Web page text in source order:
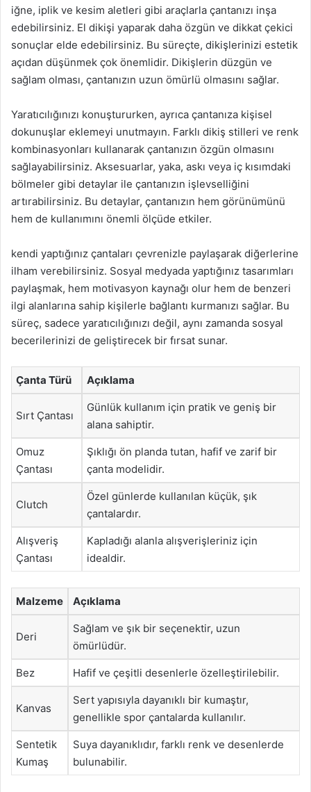
iğne, iplik ve kesim aletleri gibi araçlarla çantanızı inşa
edebilirsiniz. El dikişi yaparak daha özgün ve dikkat çekici
sonuçlar elde edebilirsiniz. Bu süreçte, dikişlerinizi estetik
açıdan düşünmek çok önemlidir. Dikişlerin düzgün ve
sağlam olması, çantanızın uzun ömürlü olmasını sağlar.
Yaratıcılığınızı konuştururken, ayrıca çantanıza kişisel
dokunuşlar eklemeyi unutmayın. Farklı dikiş stilleri ve renk
kombinasyonları kullanarak çantanızın özgün olmasını
sağlayabilirsiniz. Aksesuarlar, yaka, askı veya iç kısımdaki
bölmeler gibi detaylar ile çantanızın işlevselliğini
artırabilirsiniz. Bu detaylar, çantanızın hem görünümünü
hem de kullanımını önemli ölçüde etkiler.
kendi yaptığınız çantaları çevrenizle paylaşarak diğerlerine
ilham verebilirsiniz. Sosyal medyada yaptığınız tasarımları
paylaşmak, hem motivasyon kaynağı olur hem de benzeri
ilgi alanlarına sahip kişilerle bağlantı kurmanızı sağlar. Bu
süreç, sadece yaratıcılığınızı değil, aynı zamanda sosyal
becerilerinizi de geliştirecek bir fırsat sunar.
Çanta Türü Açıklama
Sırt Çantası
Günlük kullanım için pratik ve geniş bir
alana sahiptir.
Omuz
Çantası
Şıklığı ön planda tutan, hafif ve zarif bir
çanta modelidir.
Clutch
Özel günlerde kullanılan küçük, şık
çantalardır.
Alışveriş
Çantası
Kapladığı alanla alışverişleriniz için
idealdir.
Malzeme Açıklama
Deri
Sağlam ve şık bir seçenektir, uzun
ömürlüdür.
Bez Hafif ve çeşitli desenlerle özelleştirilebilir.
Kanvas
Sert yapısıyla dayanıklı bir kumaştır,
genellikle spor çantalarda kullanılır.
Sentetik
Kumaş
Suya dayanıklıdır, farklı renk ve desenlerde
bulunabilir.